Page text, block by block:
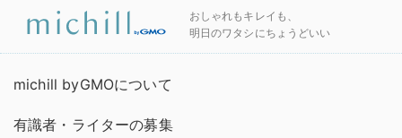
おしゃれもキレイも、
明日のワタシにちょうどいい
michill byGMOについて
有識者・ライターの募集